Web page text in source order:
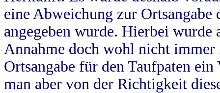
eine Abweichung zur
angegeben wurde. Hierbei wurde
Annahme doch wohl nicht
Ortsangabe für den Taufpaten
man aber von der Richtigkeit